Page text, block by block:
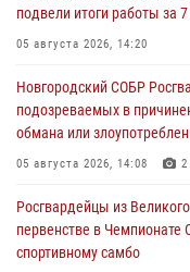
подвели итоги работы за
05 августа 2026, 14:20
Новгородский СОБР
подозреваемых в
обмана или
05 августа 2026, 14:08 2
Росгвардейцы из
первенстве в Чемпионате
спортивному самбо